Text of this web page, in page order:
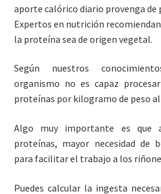
aporte calórico diario provenga de
Expertos en nutrición
la proteína sea de origen vegetal.
Según nuestros
organismo no es capaz
proteínas por kilogramo de peso al
Algo muy importante es que
proteínas, mayor necesidad de
para facilitar el trabajo a los
Puedes calcular la ingesta